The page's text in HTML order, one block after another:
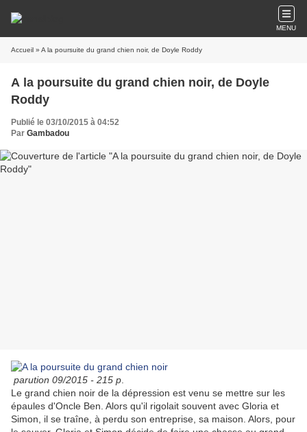
MENU
Accueil » A la poursuite du grand chien noir, de Doyle Roddy
A la poursuite du grand chien noir, de Doyle
Roddy
Publié le 03/10/2015 à 04:52
Par Gambadou
parution 09/2015 - 215 p
Le grand chien noir de la dépression est venu se mettre sur les
épaules d'Oncle Ben. Alors qu'il rigolait souvent avec Gloria et
Simon, il se traîne, à perdu son entreprise, sa maison. Alors, pour